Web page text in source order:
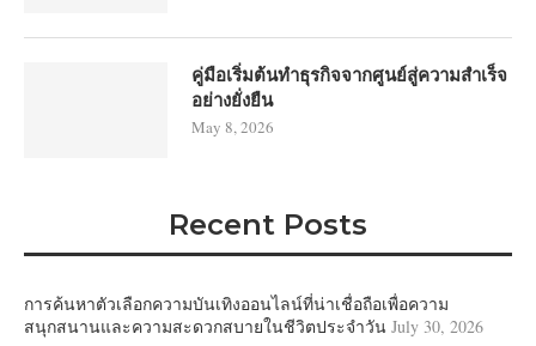
คู่มือเริ่มต้นทำธุรกิจจากศูนย์สู่ความสำเร็จ
อย่างยั่งยืน
May 8, 2026
Recent Posts
การค้นหาตัวเลือกความบันเทิงออนไลน์ที่น่าเชื่อถือเพื่อความ
สนุกสนานและความสะดวกสบายในชีวิตประจำวัน July 30, 2026